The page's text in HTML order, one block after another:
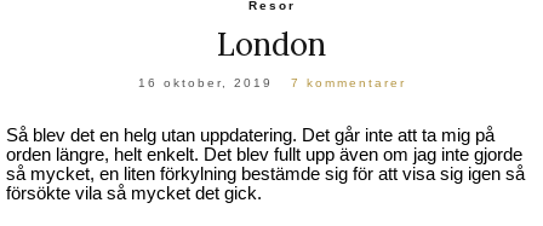
Resor
London
16 oktober, 2019 7 kommentarer
Så blev det en helg utan uppdatering. Det går inte att ta mig på
orden längre, helt enkelt. Det blev fullt upp även om jag inte gjorde
så mycket, en liten förkylning bestämde sig för att visa sig igen så
försökte vila så mycket det gick.